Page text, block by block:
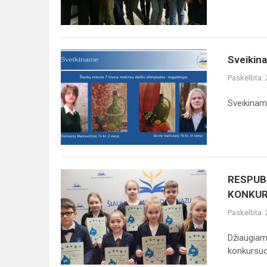
„Koloritas“
paroda...
Sveikiname
ir
didžiuojamės!
Paskelbta:
RESPUBLIKINIO
UGDYMO
ĮSTAIGŲ
VAIKŲ
KŪRYBINIŲ
DARBŲ
KONKURS...
Paskelbta: